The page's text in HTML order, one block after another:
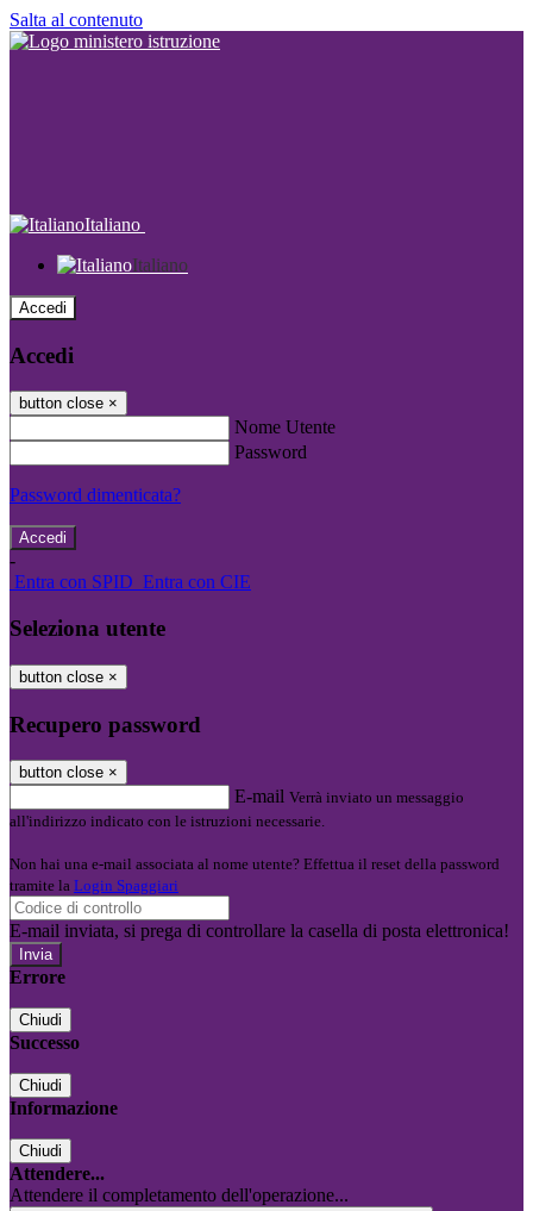
Salta al contenuto
Italiano
Italiano
Accedi
Accedi
button close ×
Nome Utente
Password
Password dimenticata?
-
Entra con SPID Entra con CIE
Seleziona utente
button close ×
Recupero password
button close ×
E-mail Verrà inviato un messaggio
all'indirizzo indicato con le istruzioni necessarie.
Non hai una e-mail associata al nome utente? Effettua il reset della password
tramite la Login Spaggiari
E-mail inviata, si prega di controllare la casella di posta elettronica!
Errore
Chiudi
Successo
Chiudi
Informazione
Chiudi
Attendere...
Attendere il completamento dell'operazione...